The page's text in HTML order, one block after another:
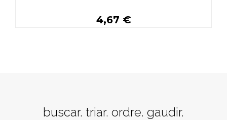
4,67 €
buscar. triar. ordre. gaudir.